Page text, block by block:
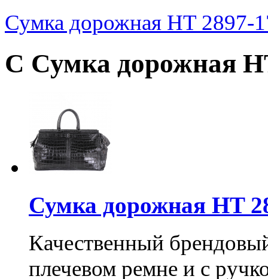
Сумка дорожная HT 2897-
С Сумка дорожная
Сумка дорожная HT
Качественный
плечевом ремне и с